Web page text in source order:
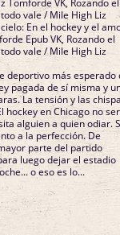
vale / Mile High Liz
En el hockey y el
Epub VK, Rozando el
vale / Mile High Liz
deportivo más esperado
pagada de sí misma y
La tensión y las
en Chicago no
alguien a quien odiar.
a la perfección. De
parte del partido
luego dejar el estadio
o eso es lo...